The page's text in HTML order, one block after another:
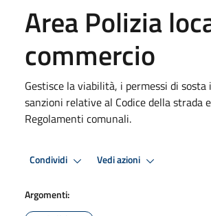
Area Polizia
commercio
Gestisce la viabilità, i permessi di
sanzioni relative al Codice della strada
Regolamenti comunali.
Condividi Vedi azioni
Argomenti: